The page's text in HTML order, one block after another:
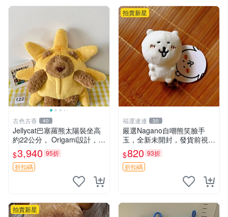
古色古香 40
Jellycat巴塞羅熊太陽裝坐高
約22公分， Origami設計，來
自越南。嚴選 Recommendat
ion！巴塞羅、 Origami熊、J
elly
$3,940 95折
折扣碼
拍賣新星
福運連連 30
嚴選Nagano自嘲熊笑臉手
玉，全新未開封，發貨前視頻
確認，海南 廣西 貴州 嚴選N
agano自嘲熊笑臉手玉，全新
未開封，發貨前視頻確認，四
$820 93折
折扣碼
拍賣新星